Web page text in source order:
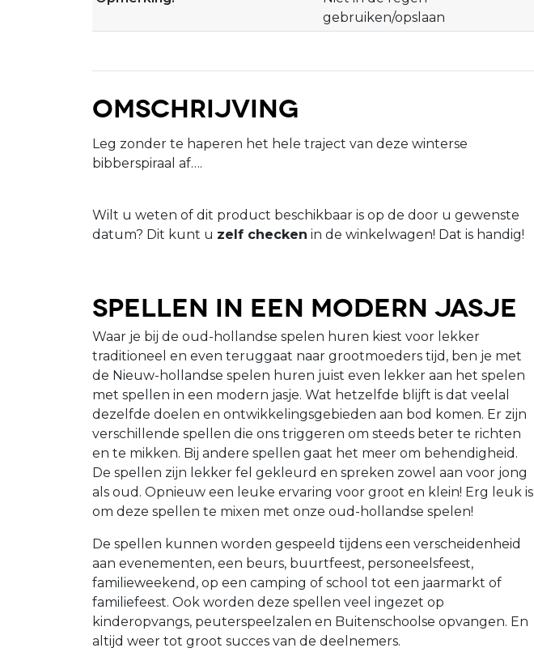
gebruiken/opslaan
Omschrijving
Leg zonder te haperen het hele traject van deze winterse
bibberspiraal af….
Wilt u weten of dit product beschikbaar is op de door u gewenste
datum? Dit kunt u zelf checken in de winkelwagen! Dat is handig!
Spellen in een modern jasje
Waar je bij de oud-hollandse spelen huren kiest voor lekker
traditioneel en even teruggaat naar grootmoeders tijd, ben je met
de Nieuw-hollandse spelen huren juist even lekker aan het spelen
met spellen in een modern jasje. Wat hetzelfde blijft is dat veelal
dezelfde doelen en ontwikkelingsgebieden aan bod komen. Er zijn
verschillende spellen die ons triggeren om steeds beter te richten
en te mikken. Bij andere spellen gaat het meer om behendigheid.
De spellen zijn lekker fel gekleurd en spreken zowel aan voor jong
als oud. Opnieuw een leuke ervaring voor groot en klein! Erg leuk is
om deze spellen te mixen met onze oud-hollandse spelen!
De spellen kunnen worden gespeeld tijdens een verscheidenheid
aan evenementen, een beurs, buurtfeest, personeelsfeest,
familieweekend, op een camping of school tot een jaarmarkt of
familiefeest. Ook worden deze spellen veel ingezet op
kinderopvangs, peuterspeelzalen en Buitenschoolse opvangen. En
altijd weer tot groot succes van de deelnemers.